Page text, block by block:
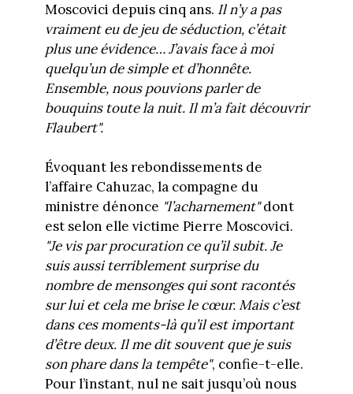
Moscovici depuis cinq ans. Il n’y a pas
vraiment eu de jeu de séduction, c’était
plus une évidence… J’avais face à moi
quelqu’un de simple et d’honnête.
Ensemble, nous pouvions parler de
bouquins toute la nuit. Il m’a fait découvrir
Flaubert".
Évoquant les rebondissements de
l’affaire Cahuzac, la compagne du
ministre dénonce "l’acharnement"dont
est selon elle victime Pierre Moscovici.
"Je vis par procuration ce qu’il subit. Je
suis aussi terriblement surprise du
nombre de mensonges qui sont racontés
sur lui et cela me brise le cœur. Mais c’est
dans ces moments-là qu’il est important
d’être deux. Il me dit souvent que je suis
son phare dans la tempête", confie-t-elle.
Pour l’instant, nul ne sait jusqu’où nous